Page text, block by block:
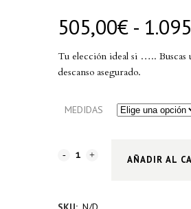
505,00€ -
Tu elección ideal si ….. Buscas
descanso asegurado.
MEDIDAS
AÑADIR AL